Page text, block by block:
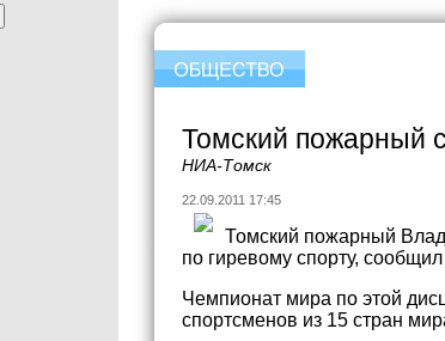
Томский пожарный
НИА-Томск
22.09.2011 17:45
Томский пожарный
по гиревому спорту,
Чемпионат мира по этой
спортсменов из 15 стран